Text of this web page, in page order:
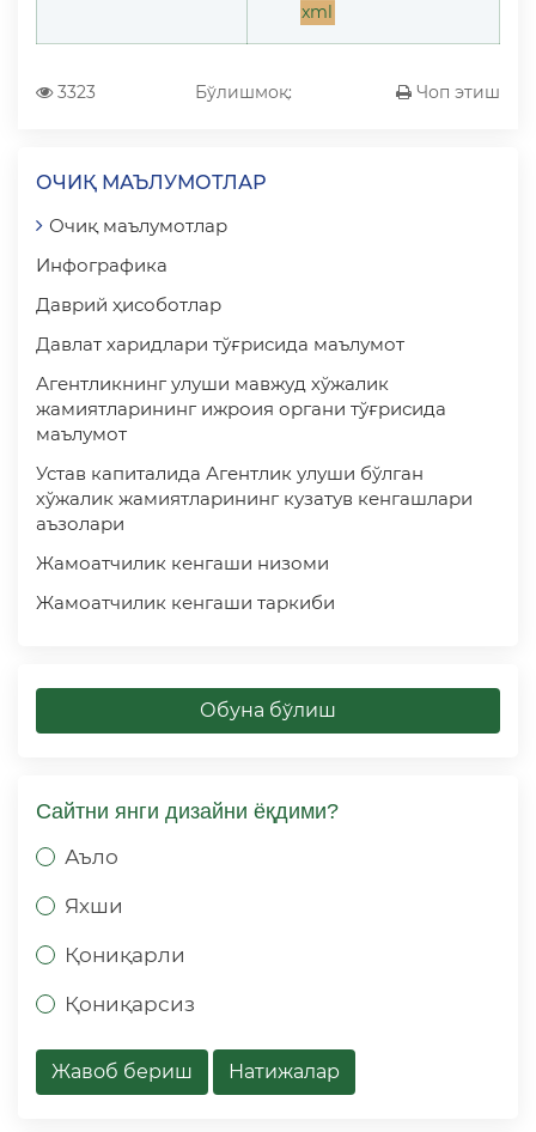
xml
3323 Бўлишмоқ: Чоп этиш
ОЧИҚ МАЪЛУМОТЛАР
Очиқ маълумотлар
Инфографика
Даврий ҳисоботлар
Давлат харидлари тўғрисида маълумот
Агентликнинг улуши мавжуд хўжалик
жамиятларининг ижроия органи тўғрисида
маълумот
Устав капиталида Агентлик улуши бўлган
хўжалик жамиятларининг кузатув кенгашлари
аъзолари
Жамоатчилик кенгаши низоми
Жамоатчилик кенгаши таркиби
Обуна бўлиш
Сайтни янги дизайни ёқдими?
Аъло
Яхши
Қониқарли
Қониқарсиз
Жавоб бериш Натижалар